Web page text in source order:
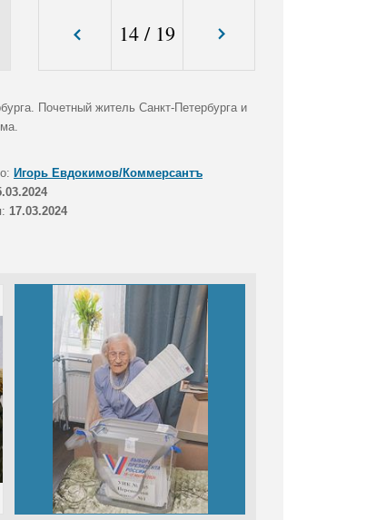
14/ 19
Почетный житель Санкт-Петербурга и
Игорь Евдокимов/Коммерсантъ
17.03.2024